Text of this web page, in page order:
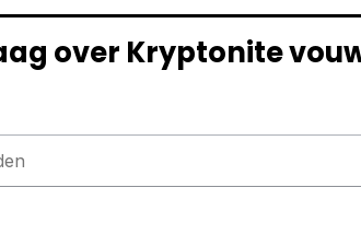
over Kryptonite